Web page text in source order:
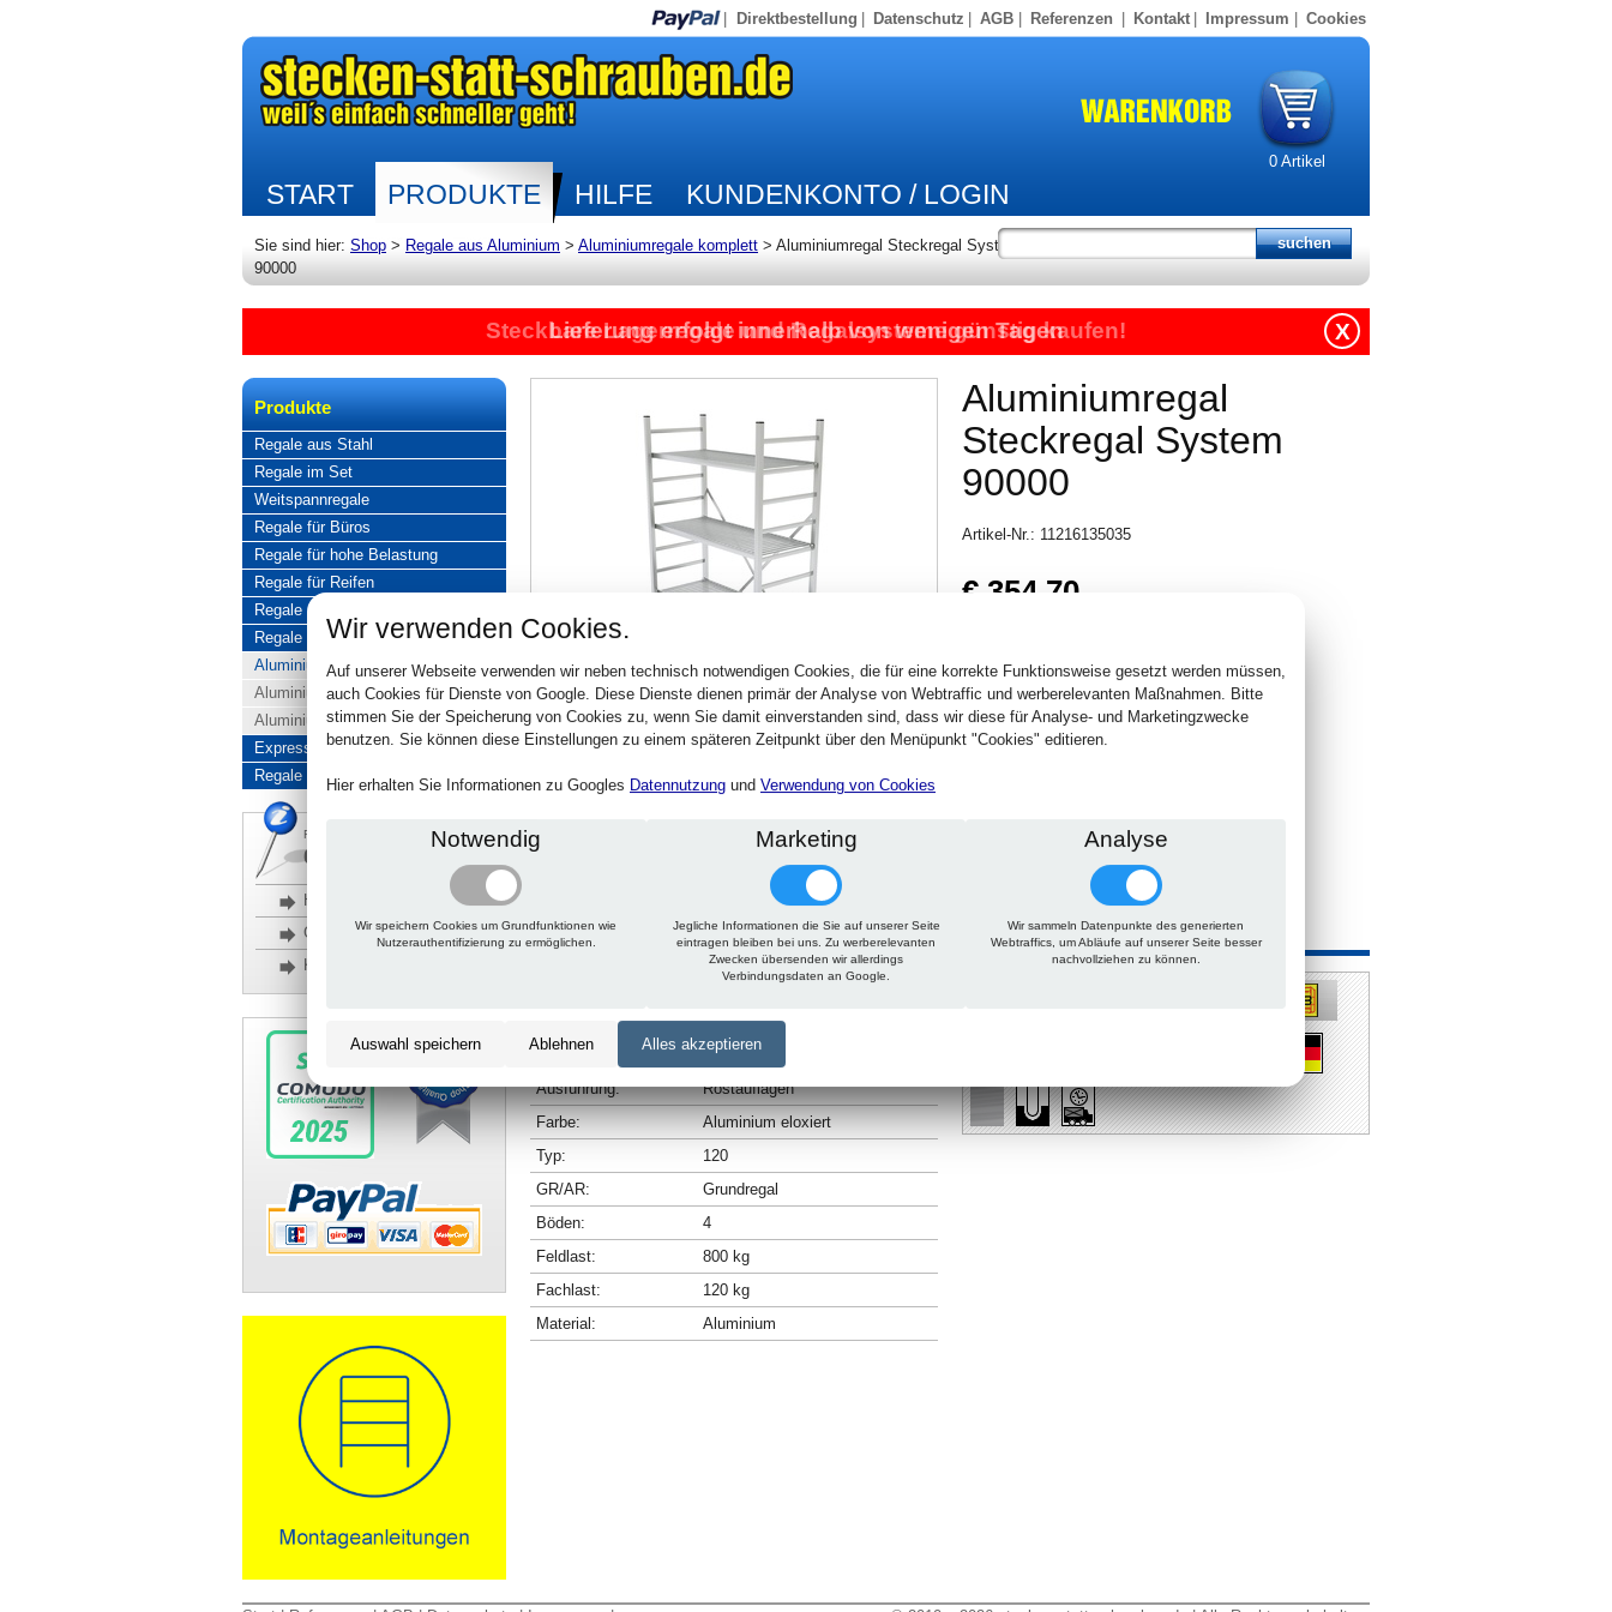
Direktbestellung Datenschutz AGB Referenzen Kontakt Impressum Cookies
0Artikel
START PRODUKTE HILFE KUNDENKONTO / LOGIN
Sie sind hier: Shop > Regale aus Aluminium > Aluminiumregale komplett > Aluminiumregal Steckregal System
90000
Steckbare Lagerregale und Regalsysteme günstig kaufen!
Lieferung erfolgt innerhalb von wenigen Tagen X
Produkte
Regale aus Stahl
Regale im Set
Weitspannregale
Regale für Büros
Regale für hohe Belastung
Regale für Reifen
Regale aus Edelstahl
Regale aus Aluminium
Aluminiumregale komplett
Aluminiumregal Baukasten
Aluminiumregal Kombinationen
Express-Produkte
Regale Reduziert
Rückfragen, Hilfe, Bestellen?
06201 690095-0
Häufige Fragen
Glossar
Kontakt
Aluminiumregal
Steckregal System
90000
Artikel-Nr.: 11216135035
€ 354,70
Stck.
Technische Daten Beschreibung Zu diesem Artikel passt auch
350 mm
Länge:
1350 mm
Ausführung:
Rostauflagen
Farbe:
Aluminium eloxiert
Typ:
120
GR/AR:
Grundregal
Böden:
4
Feldlast:
800 kg
Fachlast:
120 kg
Material:
Aluminium
Wir verwenden Cookies.
Auf unserer Webseite verwenden wir neben technisch notwendigen Cookies, die für eine korrekte Funktionsweise gesetzt werden müssen,
auch Cookies für Dienste von Google. Diese Dienste dienen primär der Analyse von Webtraffic und werberelevanten Maßnahmen. Bitte
stimmen Sie der Speicherung von Cookies zu, wenn Sie damit einverstanden sind, dass wir diese für Analyse- und Marketingzwecke
benutzen. Sie können diese Einstellungen zu einem späteren Zeitpunkt über den Menüpunkt "Cookies" editieren.
Hier erhalten Sie Informationen zu Googles Datennutzung und Verwendung von Cookies
Notwendig
Wir speichern Cookies um Grundfunktionen wie
Nutzerauthentifizierung zu ermöglichen.
Marketing
Jegliche Informationen die Sie auf unserer Seite
eintragen bleiben bei uns. Zu werberelevanten
Zwecken übersenden wir allerdings
Verbindungsdaten an Google.
Analyse
Wir sammeln Datenpunkte des generierten
Webtraffics, um Abläufe auf unserer Seite besser
nachvollziehen zu können.
Auswahl speichern Ablehnen Alles akzeptieren